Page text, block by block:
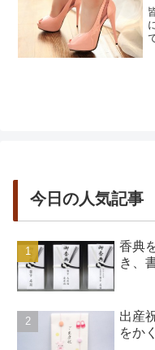
今日の人気記
香典
き、
出産
をか